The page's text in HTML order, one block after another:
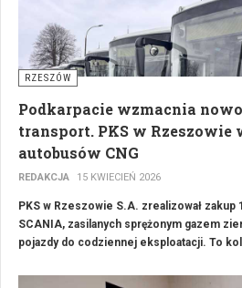
nowoczesną metodę leczenia.
RZESZÓW
Podkarpacie wzmacnia
transport. PKS w Rzeszowie
autobusów CNG
REDAKCJA 15 KWIECIEŃ 2026
PKS w Rzeszowie S.A. zrealizował
SCANIA, zasilanych sprężonym gazem
pojazdy do codziennej eksploatacji. To
Nowe autobusy będą wykorzystywane do